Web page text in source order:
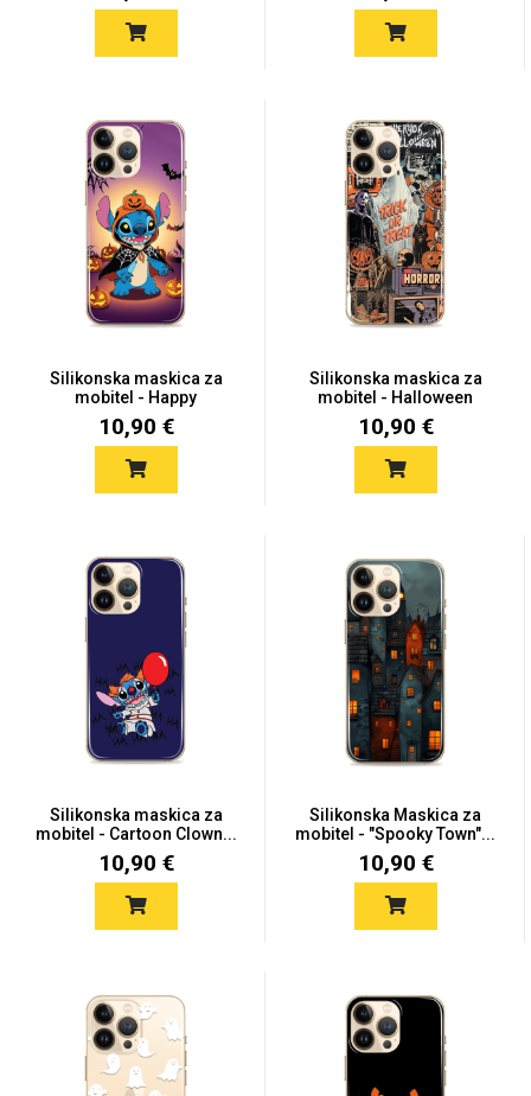
Silikonska maskica za
mobitel - Happy
Hallowee...
10,90 €
Silikonska maskica za
mobitel - Halloween
Seas...
10,90 €
Silikonska maskica za
mobitel - Cartoon Clown...
10,90 €
Silikonska Maskica za
mobitel - "Spooky Town"...
10,90 €
Za njega
Svijet životinja Auto - Moto motivi
Mandale / Cvjetni
motivi
Citati & Stihovi
MarbleMania